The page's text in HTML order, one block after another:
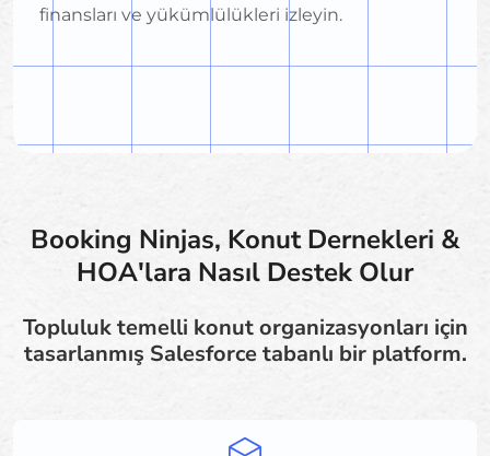
finansları ve yükümlülükleri izleyin.
Booking Ninjas, Konut Dernekleri &
HOA'lara Nasıl Destek Olur
Topluluk temelli konut organizasyonları için
tasarlanmış Salesforce tabanlı bir platform.